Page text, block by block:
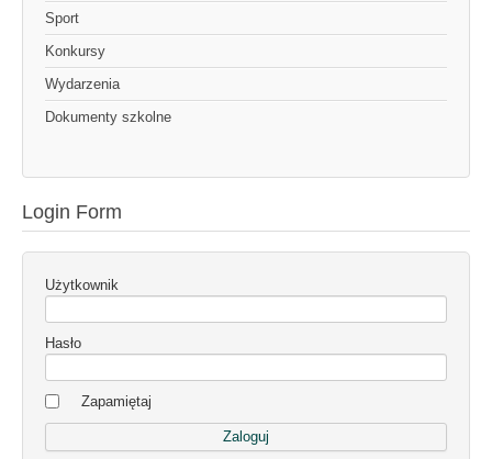
Sport
Konkursy
Wydarzenia
Dokumenty szkolne
Login Form
Użytkownik
Hasło
Zapamiętaj